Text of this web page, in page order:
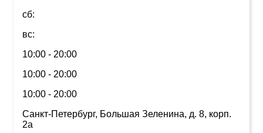
сб:
вс:
10:00 - 20:00
10:00 - 20:00
10:00 - 20:00
Санкт-Петербург, Большая Зеленина, д. 8, корп.
2а